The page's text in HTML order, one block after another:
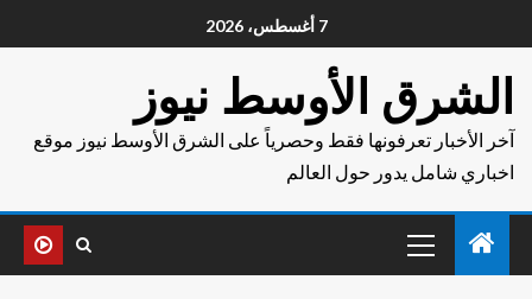
7 أغسطس، 2026
الشرق الأوسط نيوز
آخر الأخبار تعرفونها فقط وحصرياً على الشرق الأوسط نيوز موقع
اخباري شامل يدور حول العالم